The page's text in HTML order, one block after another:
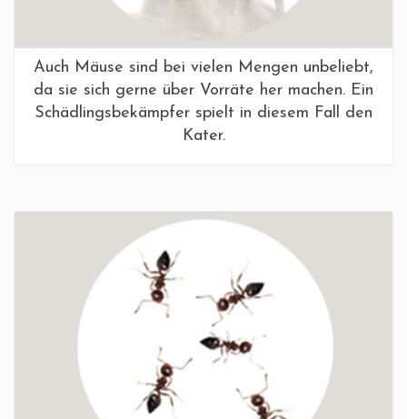
Auch Mäuse sind bei vielen Mengen unbeliebt,
da sie sich gerne über Vorräte her machen. Ein
Schädlingsbekämpfer spielt in diesem Fall den
Kater.